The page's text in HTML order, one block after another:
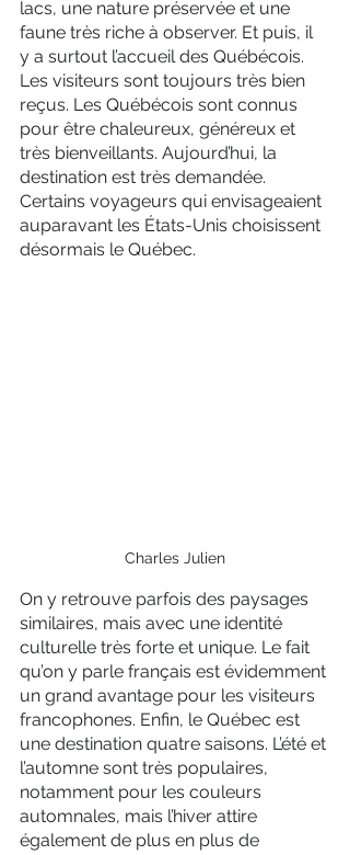
lacs, une nature préservée et une
faune très riche à observer. Et puis, il
y a surtout l’accueil des Québécois.
Les visiteurs sont toujours très bien
reçus. Les Québécois sont connus
pour être chaleureux, généreux et
très bienveillants. Aujourd’hui, la
destination est très demandée.
Certains voyageurs qui envisageaient
auparavant les États-Unis choisissent
désormais le Québec.
Charles Julien
On y retrouve parfois des paysages
similaires, mais avec une identité
culturelle très forte et unique. Le fait
qu’on y parle français est évidemment
un grand avantage pour les visiteurs
francophones. Enfin, le Québec est
une destination quatre saisons. L’été et
l’automne sont très populaires,
notamment pour les couleurs
automnales, mais l’hiver attire
également de plus en plus de